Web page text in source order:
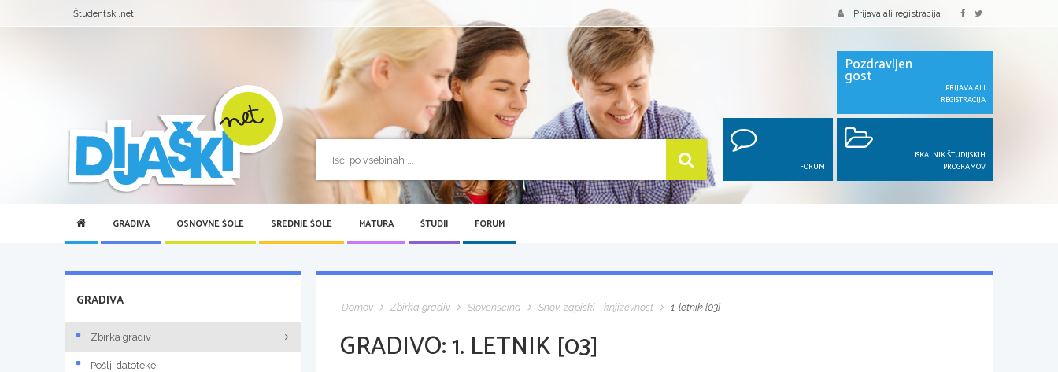
Študentski.net Prijava ali registracija
Pozdravljen
gost
PRIJAVA ALI
REGISTRACIJA
FORUM
ISKALNIK ŠTUDIJSKIH
PROGRAMOV
GRADIVA OSNOVNE ŠOLE SREDNJE ŠOLE MATURA ŠTUDIJ FORUM
Domov Zbirka gradiv Slovenščina Snov, zapiski - književnost 1. letnik [03]
GRADIVO:1. LETNIK [03]
GRADIVA
Zbirka gradiv
Pošlji datoteke